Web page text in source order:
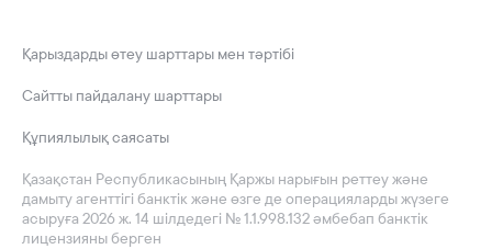
Қазақстан Республикасының Қаржы нарығын реттеу және
дамыту агенттігі банктік және өзге де операцияларды жүзеге
асыруға 2026 ж. 14 шілдедегі № 1.1.998.132 әмбебап банктік
лицензияны берген
Қарыздарды өтеу шарттары мен тәртібі
Сайтты пайдалану шарттары
Құпиялылық саясаты